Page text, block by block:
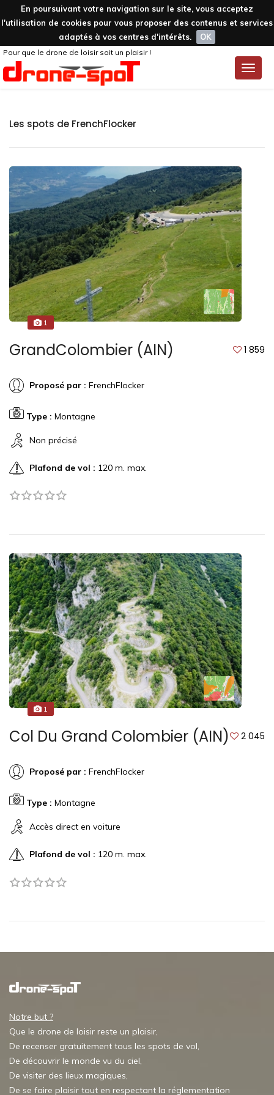
En poursuivant votre navigation sur le site, vous acceptez
l'utilisation de cookies pour vous proposer des contenus et services
adaptés à vos centres d'intérêts.
OK
Toggle
Pour que le drone de loisir soit un plaisir !
Les spots de FrenchFlocker
1
GrandColombier (AIN) 1 859
Proposé par : FrenchFlocker
Type : Montagne
Non précisé
Plafond de vol : 120 m. max.
1
Col Du Grand Colombier (AIN) 2 045
Proposé par : FrenchFlocker
Type : Montagne
Accès direct en voiture
Plafond de vol : 120 m. max.
Notre but ?
Que le drone de loisir reste un plaisir,
De recenser gratuitement tous les spots de vol,
De découvrir le monde vu du ciel,
De visiter des lieux magiques,
De se faire plaisir tout en respectant la réglementation